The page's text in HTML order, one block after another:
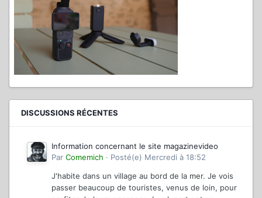
DISCUSSIONS RÉCENTES
Information concernant le site magazinevideo
Par Comemich · Posté(e) Mercredi à 18:52
J'habite dans un village au bord de la mer. Je vois
passer beaucoup de touristes, venus de loin, pour